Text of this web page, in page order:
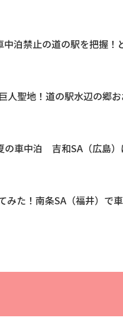
泊禁止の道の駅を把握！
人聖地！道の駅水辺の郷
の車中泊 吉和SA（広島
みた！南条SA（福井）で